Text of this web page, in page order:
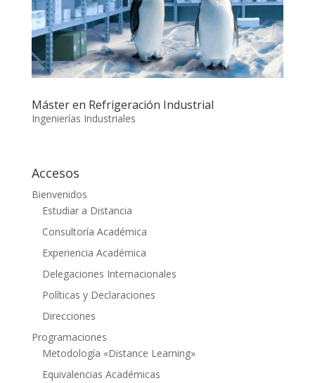
Máster en Refrigeración Industrial
Ingenierías Industriales
Accesos
Bienvenidos
Estudiar a Distancia
Consultoría Académica
Experiencia Académica
Delegaciones Internacionales
Políticas y Declaraciones
Direcciones
Programaciones
Metodología «Distance Learning»
Equivalencias Académicas